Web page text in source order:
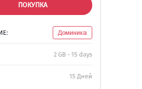
ПОКУПКА
Доминика
2 GB - 15 days
15 Дней